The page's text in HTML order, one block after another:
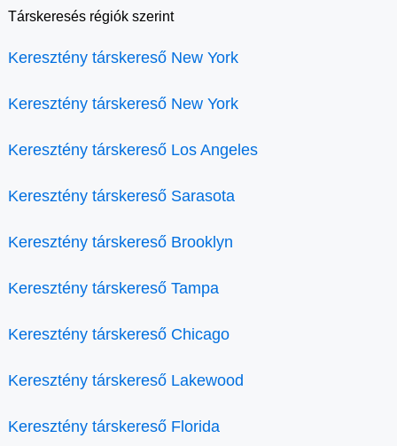
Társkeresés régiók szerint
Keresztény társkereső New York
Keresztény társkereső New York
Keresztény társkereső Los Angeles
Keresztény társkereső Sarasota
Keresztény társkereső Brooklyn
Keresztény társkereső Tampa
Keresztény társkereső Chicago
Keresztény társkereső Lakewood
Keresztény társkereső Florida